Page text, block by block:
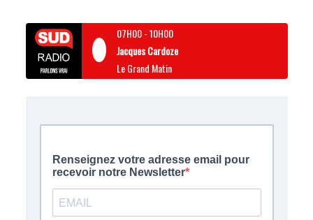
07H00-10H00
Jacques Cardoze
Le Grand Matin